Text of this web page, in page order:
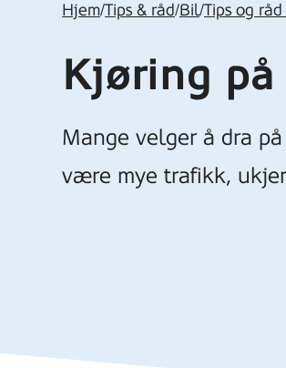
Hjem/Tips & råd/Bil/Tips og
Kjøring på
Mange velger å dra
være mye trafikk,